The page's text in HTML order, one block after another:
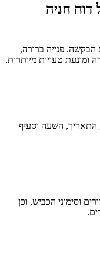
דוח חניה
פנייה ברורה,
ומונעת טעויות מיותרות.
התאריך, השעה וסעיף
וסימוני הכביש, וכן